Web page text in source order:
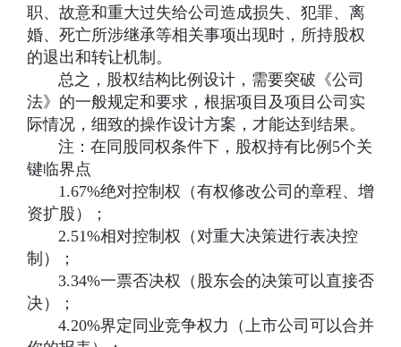
职、故意和重大过失给公司造成损失、犯罪、离
婚、死亡所涉继承等相关事项出现时，所持股权
的退出和转让机制。
总之，股权结构比例设计，需要突破《公司
法》的一般规定和要求，根据项目及项目公司实
际情况，细致的操作设计方案，才能达到结果。
注：在同股同权条件下，股权持有比例5个关
键临界点
1.67%绝对控制权（有权修改公司的章程、增
资扩股）；
2.51%相对控制权（对重大决策进行表决控
制）；
3.34%一票否决权（股东会的决策可以直接否
决）；
4.20%界定同业竞争权力（上市公司可以合并